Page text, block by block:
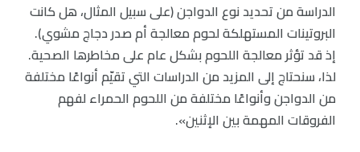
الدراسة من تحديد نوع الدواجن (على سبيل المثال، هل كانت
البروتينات المستهلكة لحوم معالجة أم صدر دجاج مشوي).
إذ قد تؤثر معالجة اللحوم بشكل عام على مخاطرها الصحية.
لذا، سنحتاج إلى المزيد من الدراسات التي تقيّم أنواعًا مختلفة
من الدواجن وأنواعًا مختلفة من اللحوم الحمراء لفهم
الفروقات المهمة بين الإثنين».